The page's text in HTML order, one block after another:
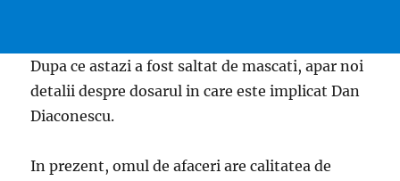
Dupa ce astazi a fost saltat de mascati, apar noi
detalii despre dosarul in care este implicat Dan
Diaconescu.
In prezent, omul de afaceri are calitatea de